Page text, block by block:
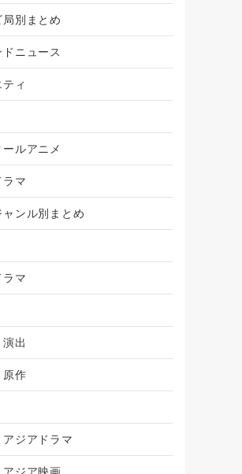
局別まとめ
ドニュース
ィ
ルアニメ
マ
ンル別まとめ
マ
出
原作
ジアドラマ